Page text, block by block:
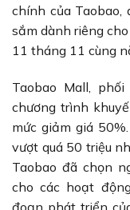
chính của
sắm dành riêng
11 tháng 11 cùng
Taobao Mall,
chương trình
mức giảm giá
vượt quá 50 triệu
Taobao đã chọn
cho các hoạt